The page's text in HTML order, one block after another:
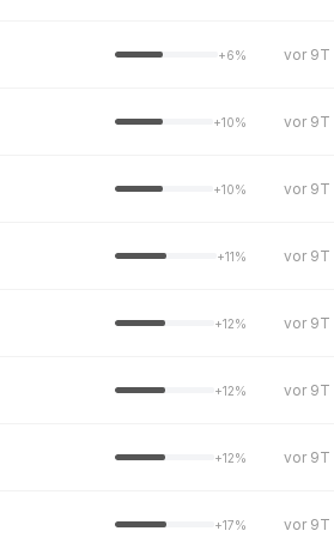
+6% vor 9T
+10% vor 9T
+10% vor 9T
+11% vor 9T
+12% vor 9T
+12% vor 9T
+12% vor 9T
+17% vor 9T